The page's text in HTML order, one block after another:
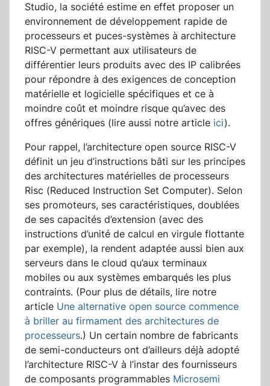
Studio, la société estime en effet proposer un
environnement de développement rapide de
processeurs et puces-systèmes à architecture
RISC-V permettant aux utilisateurs de
différentier leurs produits avec des IP calibrées
pour répondre à des exigences de conception
matérielle et logicielle spécifiques et ce à
moindre coût et moindre risque qu’avec des
offres génériques (lire aussi notre article ici).
Pour rappel, l’architecture open source RISC-V
définit un jeu d’instructions bâti sur les principes
des architectures matérielles de processeurs
Risc (Reduced Instruction Set Computer). Selon
ses promoteurs, ses caractéristiques, doublées
de ses capacités d’extension (avec des
instructions d’unité de calcul en virgule flottante
par exemple), la rendent adaptée aussi bien aux
serveurs dans le cloud qu’aux terminaux
mobiles ou aux systèmes embarqués les plus
contraints. (Pour plus de détails, lire notre
article Une alternative open source commence
à briller au firmament des architectures de
processeurs.) Un certain nombre de fabricants
de semi-conducteurs ont d’ailleurs déjà adopté
l’architecture RISC-V à l’instar des fournisseurs
de composants programmables Microsemi